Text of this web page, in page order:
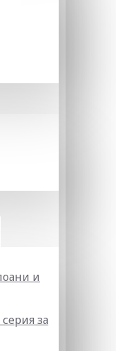
и
за